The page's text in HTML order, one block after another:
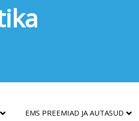
EMS PREEMIAD JA AUTASUD